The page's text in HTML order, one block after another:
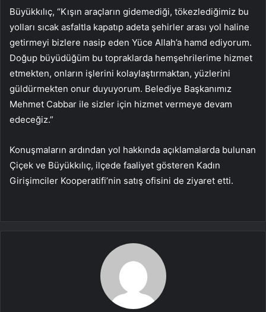
Büyükkılıç, “Kışın araçların gidemediği, tökezlediğimiz bu
yolları sıcak asfaltla kapatıp adeta şehirler arası yol haline
getirmeyi bizlere nasip eden Yüce Allah’a hamd ediyorum.
Doğup büyüdüğüm bu topraklarda hemşehrilerime hizmet
etmekten, onların işlerini kolaylaştırmaktan, yüzlerini
güldürmekten onur duyuyorum. Belediye Başkanımız
Mehmet Cabbar ile sizler için hizmet vermeye devam
edeceğiz.”
Konuşmaların ardından yol hakkında açıklamalarda bulunan
Çiçek ve Büyükkılıç, ilçede faaliyet gösteren Kadın
Girişimciler Kooperatifi’nin satış ofisini de ziyaret etti.